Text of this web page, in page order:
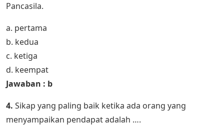
Pancasila.
a. pertama
b. kedua
c. ketiga
d. keempat
Jawaban : b
4. Sikap yang paling baik ketika ada orang yang
menyampaikan pendapat adalah ….